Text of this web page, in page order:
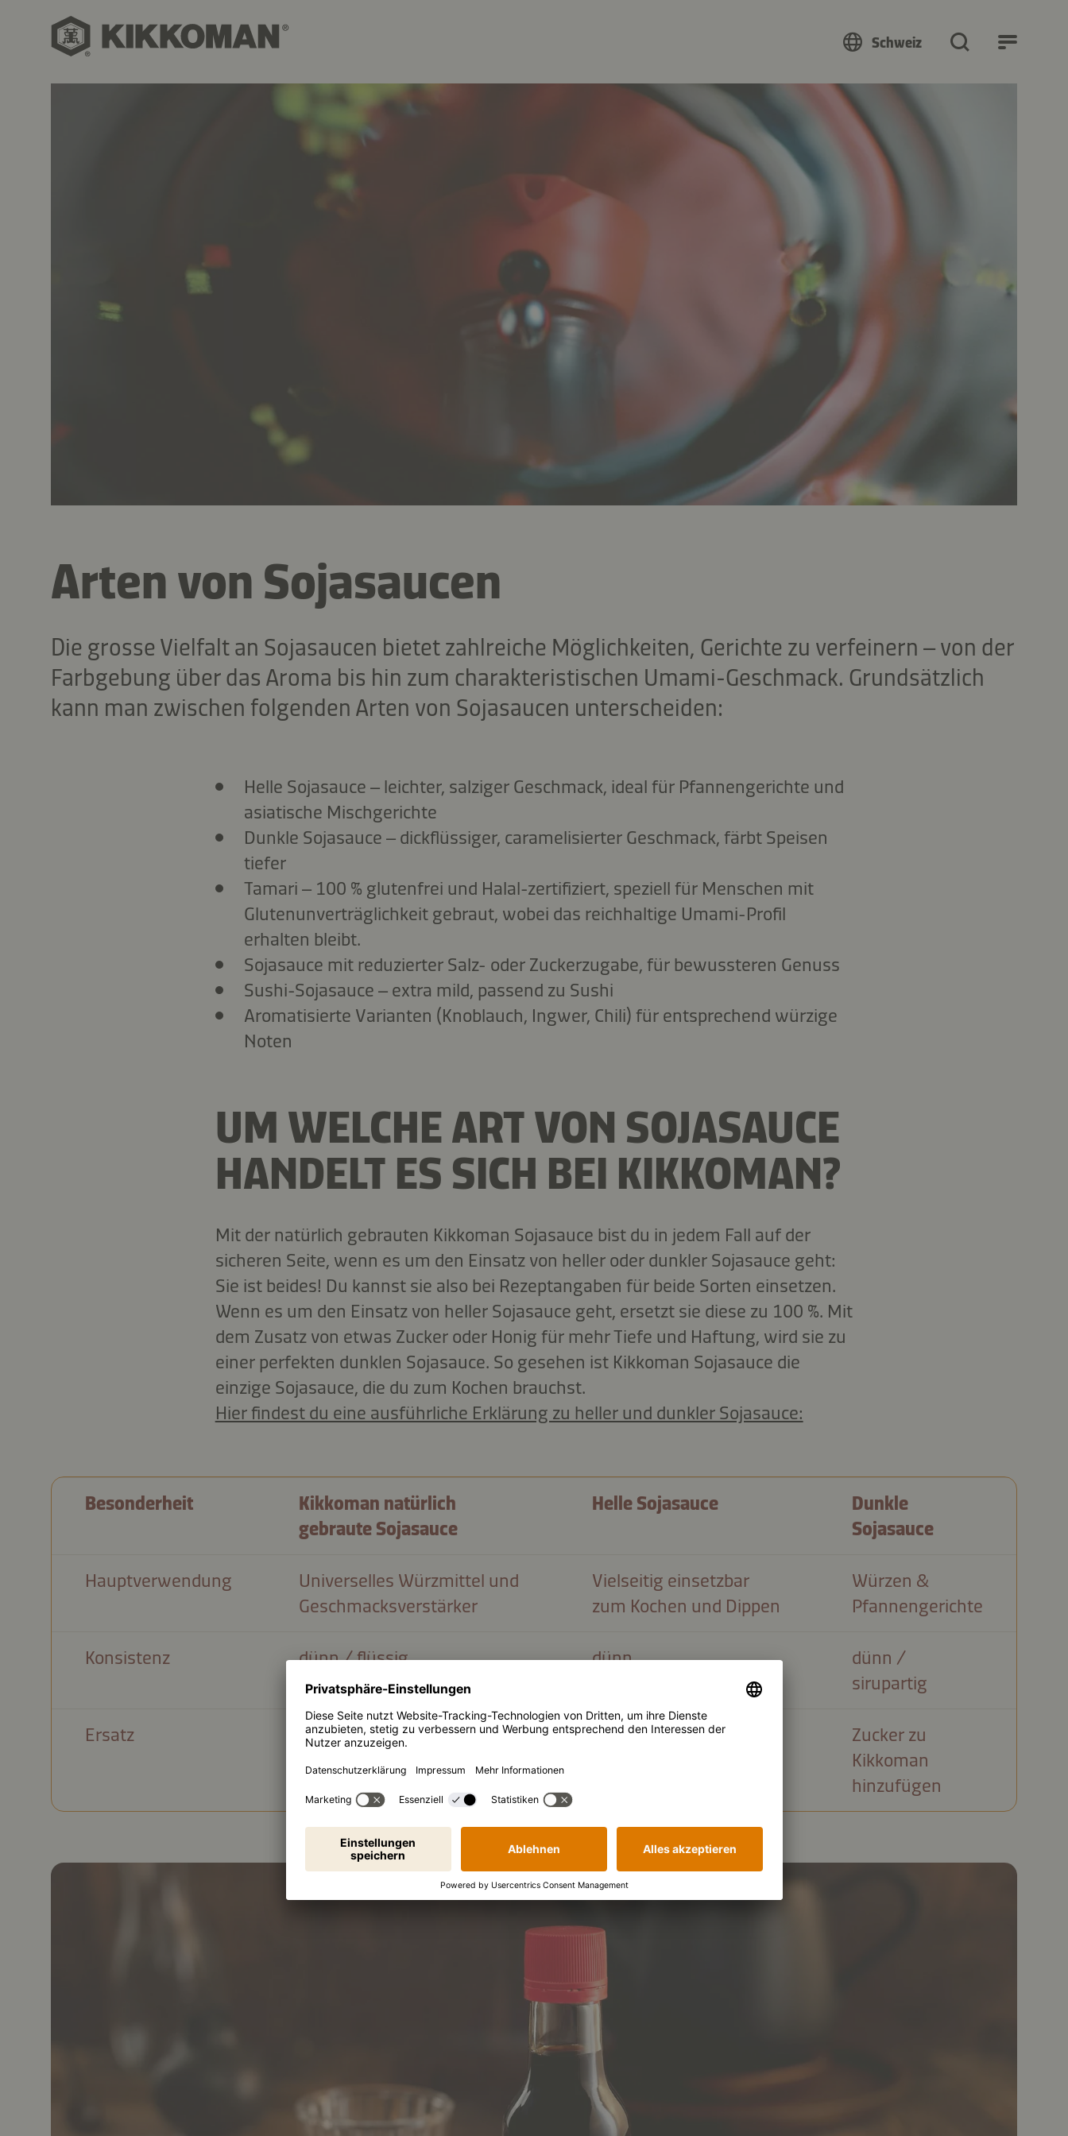
Schweiz
Arten von Sojasaucen
Die grosse Vielfalt an Sojasaucen bietet zahlreiche Möglichkeiten, Gerichte zu verfeinern – von der
Farbgebung über das Aroma bis hin zum charakteristischen Umami-Geschmack. Grundsätzlich
kann man zwischen folgenden Arten von Sojasaucen unterscheiden:
Helle Sojasauce – leichter, salziger Geschmack, ideal für Pfannengerichte und
asiatische Mischgerichte
Dunkle Sojasauce – dickflüssiger, caramelisierter Geschmack, färbt Speisen
tiefer
Tamari – 100 % glutenfrei und Halal-zertifiziert, speziell für Menschen mit
Glutenunverträglichkeit gebraut, wobei das reichhaltige Umami-Profil
erhalten bleibt.
Sojasauce mit reduzierter Salz- oder Zuckerzugabe, für bewussteren Genuss
Sushi-Sojasauce – extra mild, passend zu Sushi
Aromatisierte Varianten (Knoblauch, Ingwer, Chili) für entsprechend würzige
Noten
UM WELCHE ART VON SOJASAUCE
HANDELT ES SICH BEI KIKKOMAN?
Mit der natürlich gebrauten Kikkoman Sojasauce bist du in jedem Fall auf der
sicheren Seite, wenn es um den Einsatz von heller oder dunkler Sojasauce geht:
Sie ist beides! Du kannst sie also bei Rezeptangaben für beide Sorten einsetzen.
Wenn es um den Einsatz von heller Sojasauce geht, ersetzt sie diese zu 100 %. Mit
dem Zusatz von etwas Zucker oder Honig für mehr Tiefe und Haftung, wird sie zu
einer perfekten dunklen Sojasauce. So gesehen ist Kikkoman Sojasauce die
einzige Sojasauce, die du zum Kochen brauchst.
Hier findest du eine ausführliche Erklärung zu heller und dunkler Sojasauce:
Besonderheit
Kikkoman natürlich
gebraute Sojasauce
Helle Sojasauce
Dunkle
Sojasauce
Hauptverwendung
Universelles Würzmittel und
Geschmacksverstärker
Vielseitig einsetzbar
zum Kochen und Dippen
Würzen &
Pfannengerichte
Konsistenz dünn / flüssig dünn
dünn /
sirupartig
Ersatz 100%iger Ersatz für hell keine Angaben
Zucker zu
Kikkoman
hinzufügen